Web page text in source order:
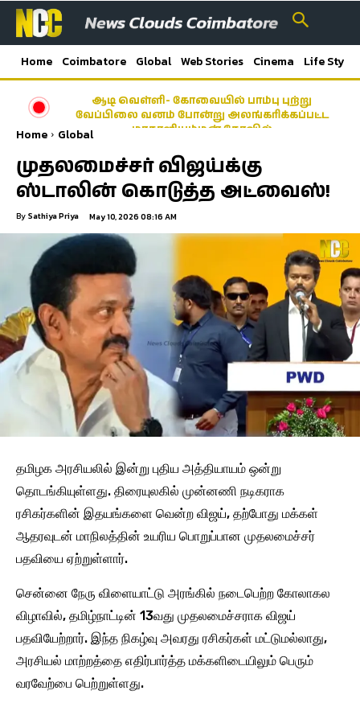
Home Coimbatore Global Web Stories Cinema Life Style
ஆடி வெள்ளி- கோவையில் பாம்பு புற்று
வேப்பிலை வனம் போன்று அலங்கரிக்கப்பட்ட
மாகாளியம்மன் கோவில்
Home Global
முதலமைச்சர் விஜய்க்கு
ஸ்டாலின் கொடுத்த அட்வைஸ்!
By Sathiya Priya May 10, 2026 08:16 AM
தமிழக அரசியலில் இன்று புதிய அத்தியாயம் ஒன்று
தொடங்கியுள்ளது. திரையுலகில் முன்னணி நடிகராக
ரசிகர்களின் இதயங்களை வென்ற விஜய், தற்போது மக்கள்
ஆதரவுடன் மாநிலத்தின் உயரிய பொறுப்பான முதலமைச்சர்
பதவியை ஏற்றுள்ளார்.
சென்னை நேரு விளையாட்டு அரங்கில் நடைபெற்ற கோலாகல
விழாவில், தமிழ்நாட்டின் 13வது முதலமைச்சராக விஜய்
பதவியேற்றார். இந்த நிகழ்வு அவரது ரசிகர்கள் மட்டுமல்லாது,
அரசியல் மாற்றத்தை எதிர்பார்த்த மக்களிடையிலும் பெரும்
வரவேற்பை பெற்றுள்ளது.